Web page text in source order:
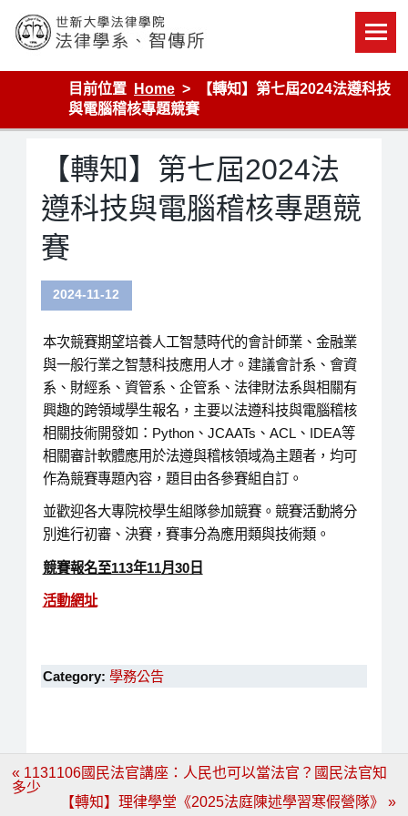
content
世新大學法律學院-法律學系-智慧財產暨科技法律研究所
目前位置
Home
【轉知】第七屆2024法遵科技
與電腦稽核專題競賽
【轉知】第七屆2024法
遵科技與電腦稽核專題競
賽
2024-11-12
本次競賽期望培養人工智慧時代的會計師業、金融業
與一般行業之智慧科技應用人才。建議會計系、會資
系、財經系、資管系、企管系、法律財法系與相關有
興趣的跨領域學生報名，主要以法遵科技與電腦稽核
相關技術開發如：Python、JCAATs、ACL、IDEA等
相關審計軟體應用於法遵與稽核領域為主題者，均可
作為競賽專題內容，題目由各參賽組自訂。
並歡迎各大專院校學生組隊參加競賽。競賽活動將分
別進行初審、決賽，賽事分為應用類與技術類。
競賽報名至113年11月30日
活動網址
Category: 學務公告
文
章
« 1131106國民法官講座：人民也可以當法官？國民法官知
多少
【轉知】理律學堂《2025法庭陳述學習寒假營隊》 »